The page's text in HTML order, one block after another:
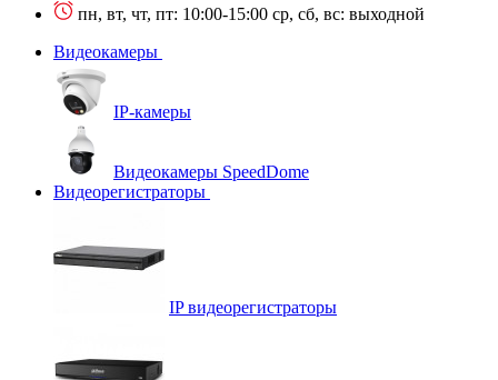
пн, вт, чт, пт: 10:00-15:00 ср, сб, вс: выходной
Видеокамеры
IP-камеры
Видеокамеры SpeedDome
Видеорегистраторы
IP видеорегистраторы